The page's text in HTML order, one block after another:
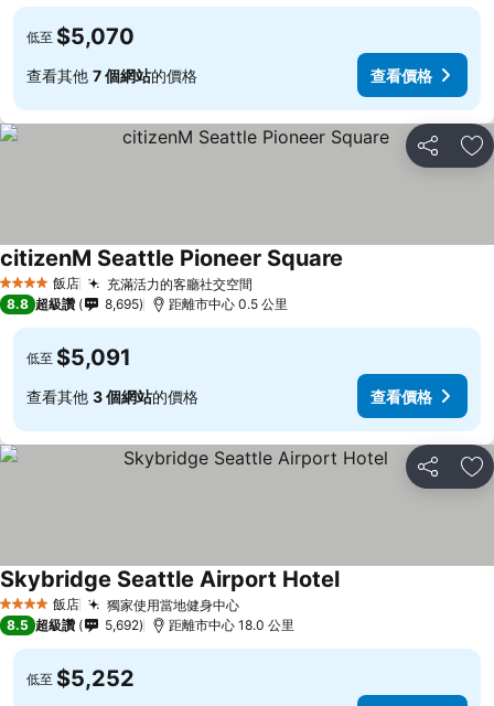
低至 $5,070
查看其他 7 個網站的價格 查看價格
分享 加
4 星級 飯店 充滿活力的客廳社交空間
citizenM Seattle Pioneer Square
8.8 超級讚 8,695 距離市中心 0.5 公里
低至 $5,091
查看其他 3 個網站的價格 查看價格
分享 加
4 星級 飯店 獨家使用當地健身中心
Skybridge Seattle Airport Hotel
8.5 超級讚 5,692 距離市中心 18.0 公里
低至 $5,252